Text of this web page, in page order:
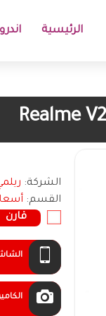
الرئيسية
Realme
الشركة:
القسم:
قارن